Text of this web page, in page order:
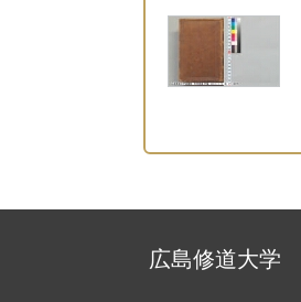
広島修道大学